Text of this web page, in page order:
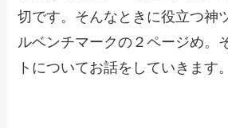
切です。そんなときに役立つ神
ルベンチマークの２ページめ。
トについてお話をしていきます。